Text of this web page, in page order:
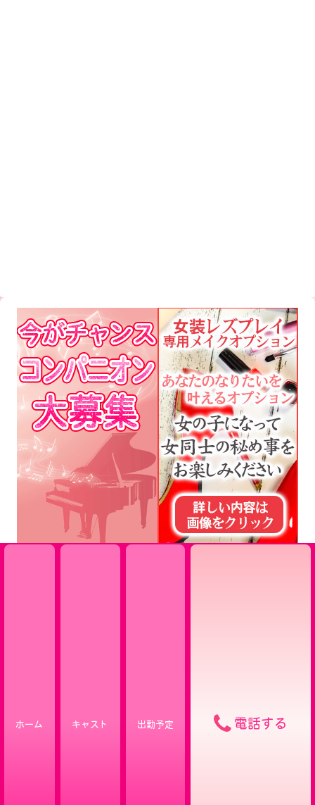
ホーム キャスト 出勤予定 電話する